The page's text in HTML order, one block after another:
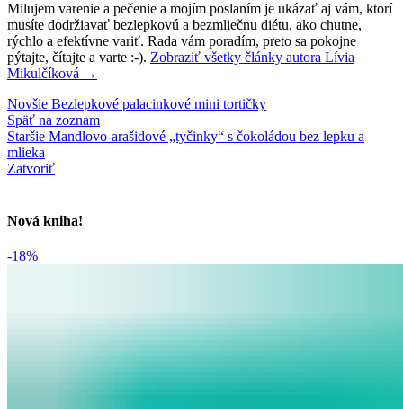
Milujem varenie a pečenie a mojím poslaním je ukázať aj vám, ktorí
musíte dodržiavať bezlepkovú a bezmliečnu diétu, ako chutne,
rýchlo a efektívne variť. Rada vám poradím, preto sa pokojne
pýtajte, čítajte a varte :-). Zobraziť všetky články autora Lívia
Mikulčíková →
Novšie Bezlepkové palacinkové mini tortičky
Späť na zoznam
Staršie Mandlovo-arašidové „tyčinky“ s čokoládou bez lepku a
mlieka
Zatvoriť
Nová kniha!
-18%